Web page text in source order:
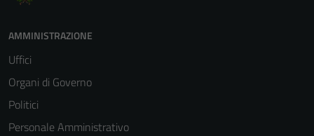
AMMINISTRAZIONE
Uffici
Organi di Governo
Politici
Personale Amministrativo